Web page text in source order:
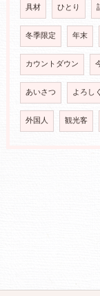
具材 ひとり
冬季限定 年末
カウントダウン
あいさつ よろしく
外国人 観光客